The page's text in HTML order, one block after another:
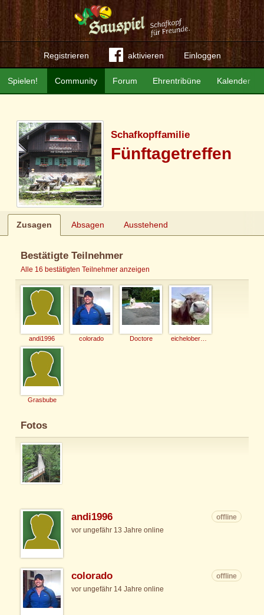
Registrieren aktivieren Einloggen
Community Forum Ehrentribüne Kalender
Spielen!
Schafkopffamilie
Fünftagetreffen
Zusagen Absagen Ausstehend
Bestätigte Teilnehmer
Alle 16 bestätigten Teilnehmer anzeigen
andi1996 colorado Doctore
Grasbube
Fotos
andi1996
offline
vor ungefähr 13 Jahre online
colorado
offline
vor ungefähr 14 Jahre online